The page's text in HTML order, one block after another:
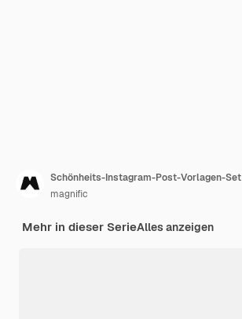
Schönheits-Instagram-Post-Vorlagen-Set
magnific
Mehr in dieser SerieAlles anzeigen